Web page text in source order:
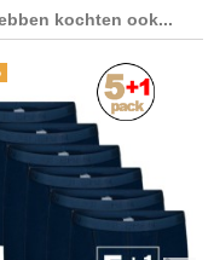
kochten ook...